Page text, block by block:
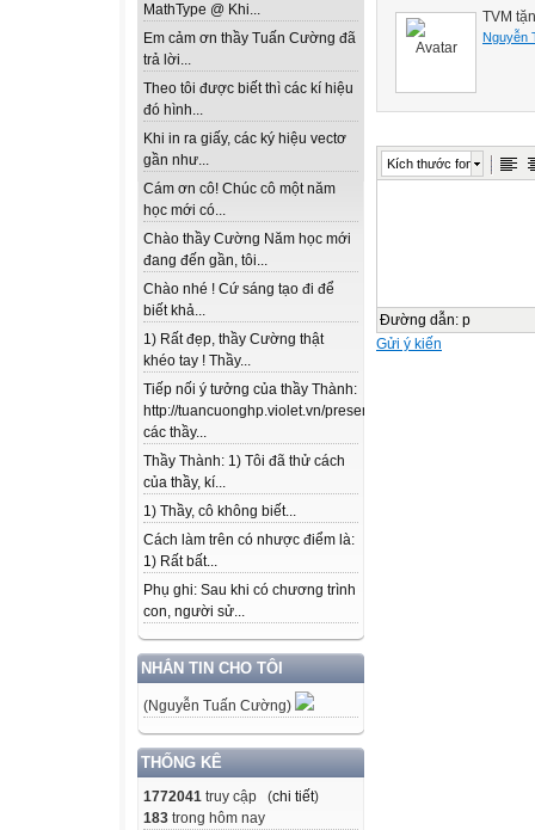
MathType @ Khi...
Em cảm ơn thầy Tuấn Cường đã
trả lời...
Theo tôi được biết thì các kí hiệu
đó hình...
Khi in ra giấy, các ký hiệu vectơ
gần như...
Cám ơn cô! Chúc cô một năm
học mới có...
Chào thầy Cường Năm học mới
đang đến gần, tôi...
Chào nhé ! Cứ sáng tạo đi để
biết khả...
1) Rất đẹp, thầy Cường thật
khéo tay ! Thầy...
Tiếp nối ý tưởng của thầy Thành:
http://tuancuonghp.violet.vn/present/show/entry_id/
các thầy...
Thầy Thành: 1) Tôi đã thử cách
của thầy, kí...
1) Thầy, cô không biết...
Cách làm trên có nhược điểm là:
1) Rất bất...
Phụ ghi: Sau khi có chương trình
con, người sử...
NHẮN TIN CHO TÔI
(Nguyễn Tuấn Cường)
THỐNG KÊ
1772041 truy cập (chi tiết)
183 trong hôm nay
TVM
Nguyễn
Kích thước font
Đường dẫn: p
Gửi ý kiến